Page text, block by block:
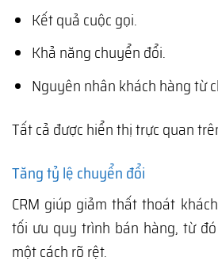
Kết quả cuộc gọi.
Khả năng chuyển đổi.
Nguyên nhân khách hàng từ
Tất cả được hiển thị trực quan
Tăng tỷ lệ chuyển đổi
CRM giúp giảm thất thoát
tối ưu quy trình bán hàng, từ
một cách rõ rệt.